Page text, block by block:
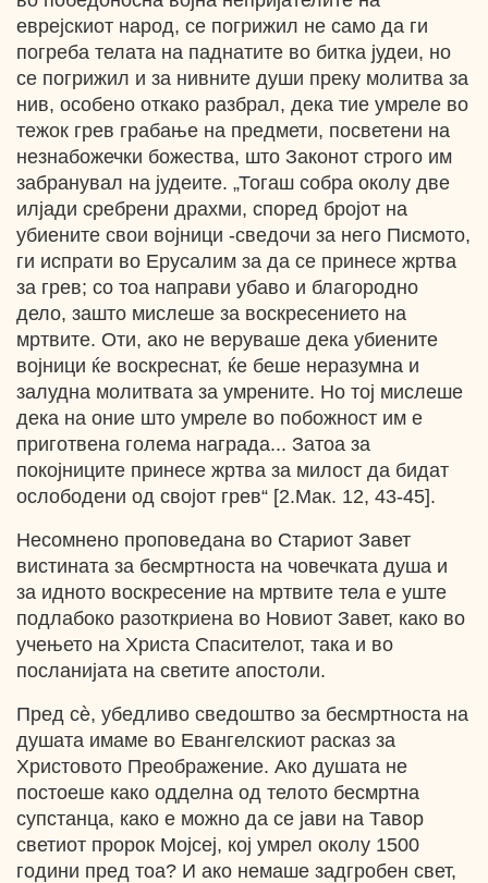
еврејскиот народ, се погрижил не само да ги
погреба телата на паднатите во битка јудеи, но
се погрижил и за нивните души преку молитва за
нив, особено откако разбрал, дека тие умреле во
тежок грев грабање на предмети, посветени на
незнабожечки божества, што Законот строго им
забранувал на јудеите. „Тогаш собра околу две
илјади сребрени драхми, според бројот на
убиените свои војници -сведочи за него Писмото,
ги испрати во Ерусалим за да се принесе жртва
за грев; со тоа направи убаво и благородно
дело, зашто мислеше за воскресението на
мртвите. Оти, ако не веруваше дека убиените
војници ќе воскреснат, ќе беше неразумна и
залудна молитвата за умрените. Но тој мислеше
дека на оние што умреле во побожност им е
приготвена голема награда... Затоа за
покојниците принесе жртва за милост да бидат
ослободени од својот грев“ [2.Мак. 12, 43-45].
Несомнено проповедана во Стариот Завет
вистината за бесмртноста на човечката душа и
за идното воскресение на мртвите тела е уште
подлабоко разоткриена во Новиот Завет, како во
учењето на Христа Спасителот, така и во
посланијата на светите апостоли.
Пред сѐ, убедливо сведоштво за бесмртноста на
душата имаме во Евангелскиот расказ за
Христовото Преображение. Ако душата не
постоеше како одделна од телото бесмртна
супстанца, како е можно да се јави на Тавор
светиот пророк Мојсеј, кој умрел околу 1500
години пред тоа? И ако немаше задгробен свет,